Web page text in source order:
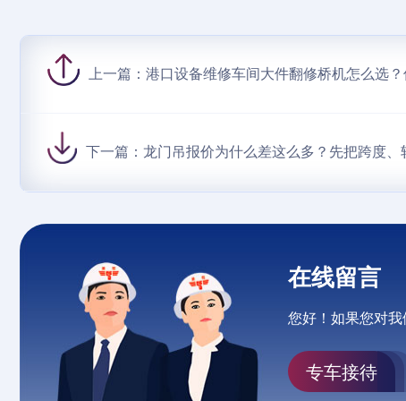
上一篇： 港口设备维修车间大件翻修桥机怎么选
下一篇：龙门吊报价为什么差这么多？先把跨度
在线留言
您好！如果您对
专车接待